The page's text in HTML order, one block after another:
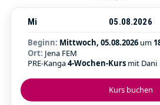
Kurs buchen
Mi 05.08.2026
Beginn: Mittwoch, 05.08.2026 um
Ort: Jena FEM
PRE-Kanga4-Wochen-Kurs mit Dani